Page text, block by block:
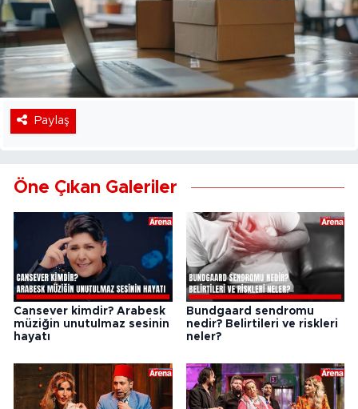
Paylaş
Öne Çıkan Galeriler
Cansever kimdir? Arabesk
müziğin unutulmaz sesinin
hayatı
Bundgaard sendromu
nedir? Belirtileri ve riskleri
neler?